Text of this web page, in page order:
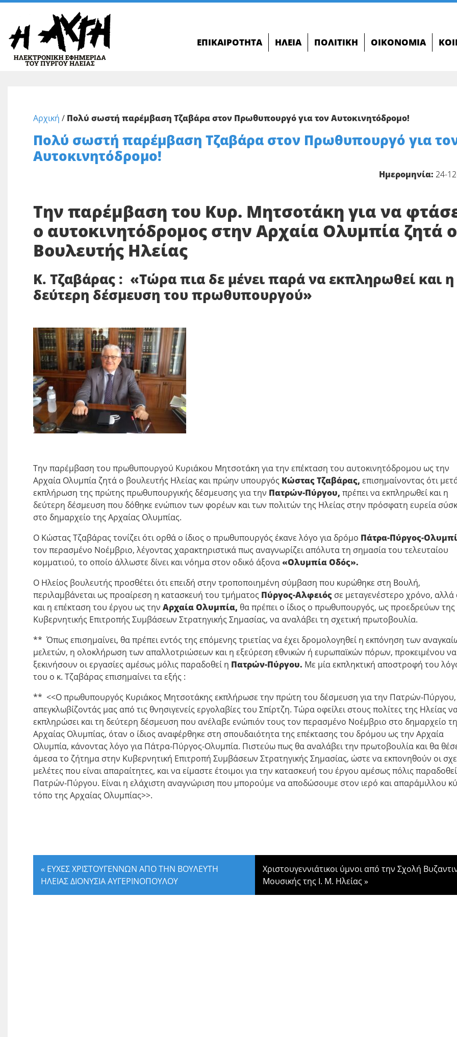
ΕΠΙΚΑΙΡΌΤΗΤΑ ΗΛΕΊΑ ΠΟΛΙΤΙΚΉ ΟΙΚΟΝΟΜΊΑ
Αρχική / Πολύ σωστή παρέμβαση Τζαβάρα στον Πρωθυπουργό για τον Αυτοκινητόδρομο!
Πολύ σωστή παρέμβαση Τζαβάρα στον Πρωθυπουργό για
Αυτοκινητόδρομο!
Ημερομηνία: 24-
Την παρέμβαση του Κυρ. Μητσοτάκη για να
ο αυτοκινητόδρομος στην Αρχαία Ολυμπία ζητά ο
Βουλευτής Ηλείας
Κ. Τζαβάρας : «Τώρα πια δε μένει παρά να εκπληρωθεί και η
δεύτερη δέσμευση του πρωθυπουργού»
Την παρέμβαση του πρωθυπουργού Κυριάκου Μητσοτάκη για την επέκταση του αυτοκινητόδρομου ως την
Αρχαία Ολυμπία ζητά ο βουλευτής Ηλείας και πρώην υπουργός Κώστας Τζαβάρας, επισημαίνοντας ότι
εκπλήρωση της πρώτης πρωθυπουργικής δέσμευσης για την Πατρών-Πύργου, πρέπει να εκπληρωθεί και η
δεύτερη δέσμευση που δόθηκε ενώπιον των φορέων και των πολιτών της Ηλείας στην πρόσφατη ευρεία
στο δημαρχείο της Αρχαίας Ολυμπίας.
Ο Κώστας Τζαβάρας τονίζει ότι ορθά ο ίδιος ο πρωθυπουργός έκανε λόγο για δρόμο Πάτρα-Πύργος-
τον περασμένο Νοέμβριο, λέγοντας χαρακτηριστικά πως αναγνωρίζει απόλυτα τη σημασία του τελευταίου
κομματιού, το οποίο άλλωστε δίνει και νόημα στον οδικό άξονα«Ολυμπία Οδός».
Ο Ηλείος βουλευτής προσθέτει ότι επειδή στην τροποποιημένη σύμβαση που κυρώθηκε στη Βουλή,
περιλαμβάνεται ως προαίρεση η κατασκευή του τμήματος Πύργος-Αλφειός σε μεταγενέστερο χρόνο, αλλά
και η επέκταση του έργου ως την Αρχαία Ολυμπία, θα πρέπει ο ίδιος ο πρωθυπουργός, ως προεδρεύων της
Κυβερνητικής Επιτροπής Συμβάσεων Στρατηγικής Σημασίας, να αναλάβει τη σχετική πρωτοβουλία.
** Όπως επισημαίνει, θα πρέπει εντός της επόμενης τριετίας να έχει δρομολογηθεί η εκπόνηση των
μελετών, η ολοκλήρωση των απαλλοτριώσεων και η εξεύρεση εθνικών ή ευρωπαϊκών πόρων, προκειμένου να
ξεκινήσουν οι εργασίες αμέσως μόλις παραδοθεί η Πατρών-Πύργου. Με μία εκπληκτική αποστροφή του
του ο κ. Τζαβάρας επισημαίνει τα εξής :
** <<Ο πρωθυπουργός Κυριάκος Μητσοτάκης εκπλήρωσε την πρώτη του δέσμευση για την Πατρών-Πύργου,
απεγκλωβίζοντάς μας από τις θνησιγενείς εργολαβίες του Σπίρτζη. Τώρα οφείλει στους πολίτες της Ηλείας
εκπληρώσει και τη δεύτερη δέσμευση που ανέλαβε ενώπιόν τους τον περασμένο Νοέμβριο στο δημαρχείο
Αρχαίας Ολυμπίας, όταν ο ίδιος αναφέρθηκε στη σπουδαιότητα της επέκτασης του δρόμου ως την Αρχαία
Ολυμπία, κάνοντας λόγο για Πάτρα-Πύργος-Ολυμπία. Πιστεύω πως θα αναλάβει την πρωτοβουλία και θα
άμεσα το ζήτημα στην Κυβερνητική Επιτροπή Συμβάσεων Στρατηγικής Σημασίας, ώστε να εκπονηθούν οι
μελέτες που είναι απαραίτητες, και να είμαστε έτοιμοι για την κατασκευή του έργου αμέσως πόλις
Πατρών-Πύργου. Είναι η ελάχιστη αναγνώριση που μπορούμε να αποδώσουμε στον ιερό και απαράμιλλου
τόπο της Αρχαίας Ολυμπίας>>.
« ΕΥΧΕΣ ΧΡΙΣΤΟΥΓΕΝΝΩΝ ΑΠΟ ΤΗΝ ΒΟΥΛΕΥΤΗ
ΗΛΕΙΑΣ ΔΙΟΝΥΣΙΑ ΑΥΓΕΡΙΝΟΠΟΥΛΟΥ
Χριστουγεννιάτικοι ύμνοι από την Σχολή
Μουσικής της Ι. Μ. Ηλείας»